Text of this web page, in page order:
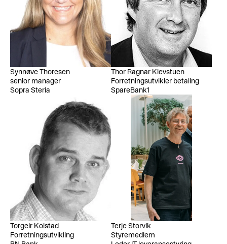
Synnøve Thoresen
senior manager
Sopra Steria
Thor Ragnar Klevstuen
Forretningsutvikler betaling
SpareBank1
Torgeir Kolstad
Forretningsutvikling
Terje Storvik
Styremedlem